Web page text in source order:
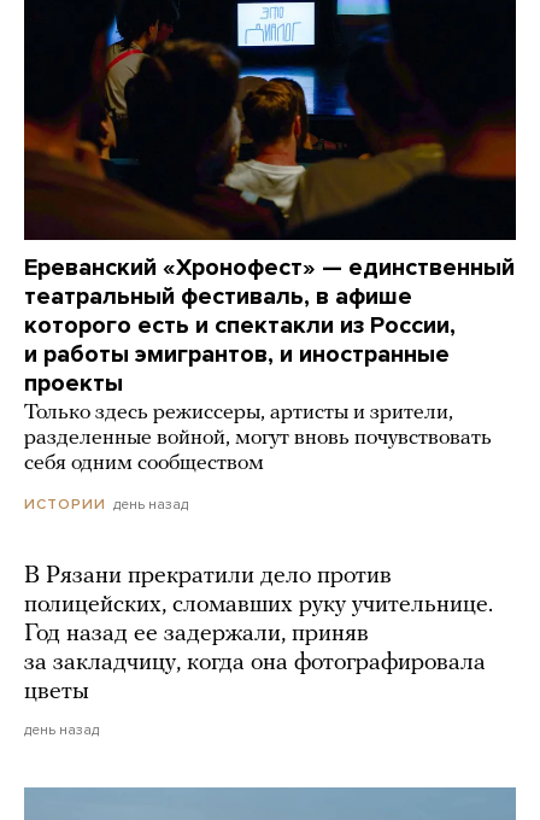
Ереванский «Хронофест» — единственный
театральный фестиваль, в афише
которого есть и спектакли из России,
и работы эмигрантов, и иностранные
проекты
Только здесь режиссеры, артисты и зрители,
разделенные войной, могут вновь почувствовать
себя одним сообществом
ИСТОРИИ день назад
В Рязани прекратили дело против
полицейских, сломавших руку учительнице.
Год назад ее задержали, приняв
за закладчицу, когда она фотографировала
цветы
день назад